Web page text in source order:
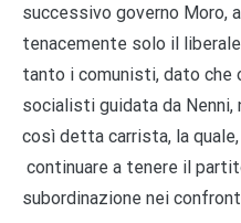
successivo governo Moro,
tenacemente solo il
tanto i comunisti, dato che
socialisti guidata da Nenni,
così detta carrista, la
continuare a tenere il
subordinazione nei